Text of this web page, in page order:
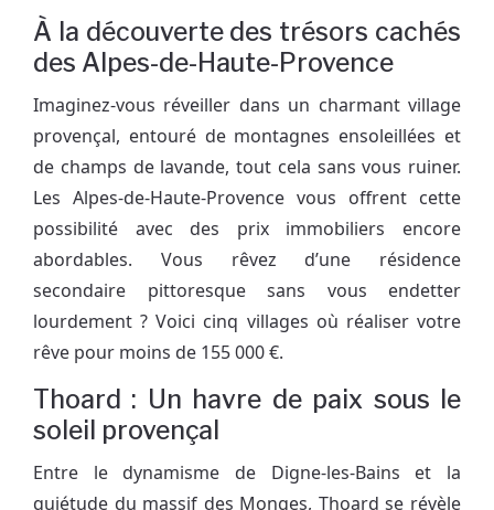
À la découverte des trésors cachés
des Alpes-de-Haute-Provence
Imaginez-vous réveiller dans un charmant village
provençal, entouré de montagnes ensoleillées et
de champs de lavande, tout cela sans vous ruiner.
Les Alpes-de-Haute-Provence vous offrent cette
possibilité avec des prix immobiliers encore
abordables. Vous rêvez d’une résidence
secondaire pittoresque sans vous endetter
lourdement ? Voici cinq villages où réaliser votre
rêve pour moins de 155 000 €.
Thoard : Un havre de paix sous le
soleil provençal
Entre le dynamisme de Digne-les-Bains et la
quiétude du massif des Monges, Thoard se révèle